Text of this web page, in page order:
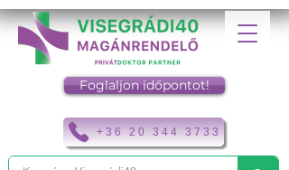
+36 20 344 3733
Foglaljon időpontot!